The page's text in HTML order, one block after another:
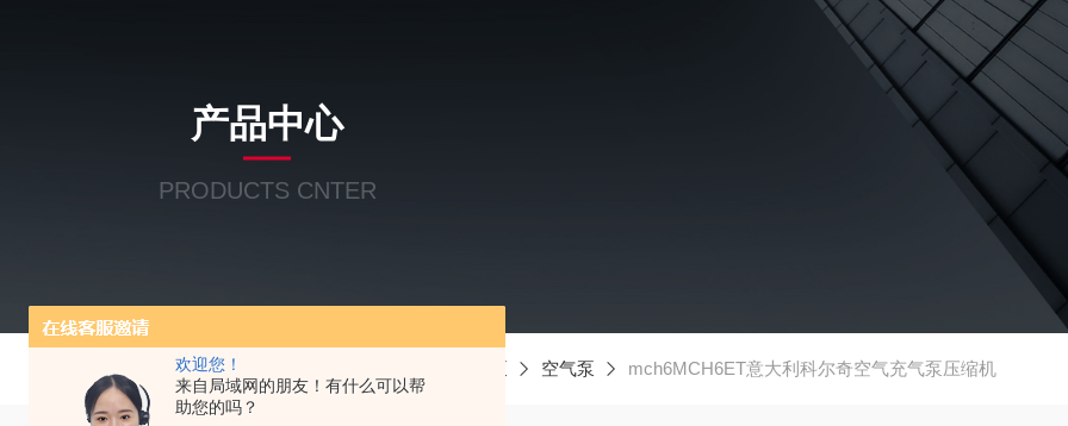
欢迎您！
来自局域网的朋友！有什么可以帮
助您的吗？
产品中心
PRODUCTS CNTER
首页 产品中心 科尔奇呼吸空气充气泵 空气泵 mch6MCH6ET意大利科尔奇空气充气泵压缩机